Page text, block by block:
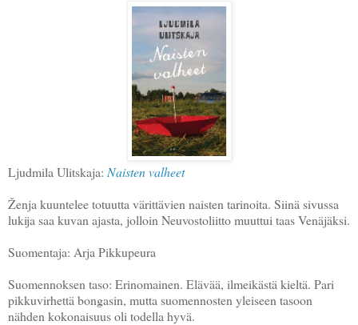
Ljudmila Ulitskaja: Naisten valheet
Ženja kuuntelee totuutta värittävien naisten tarinoita. Siinä sivussa
lukija saa kuvan ajasta, jolloin Neuvostoliitto muuttui taas Venäjäksi.
Suomentaja: Arja Pikkupeura
Suomennoksen taso: Erinomainen. Elävää, ilmeikästä kieltä. Pari
pikkuvirhettä bongasin, mutta suomennosten yleiseen tasoon
nähden kokonaisuus oli todella hyvä.